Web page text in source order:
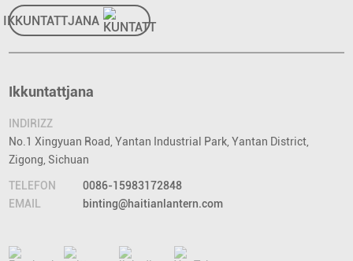
IKKUNTATTJANA
Ikkuntattjana
INDIRIZZ
No.1 Xingyuan Road, Yantan Industrial Park, Yantan District,
Zigong, Sichuan
TELEFON
0086-15983172848
EMAIL
binting@haitianlantern.com